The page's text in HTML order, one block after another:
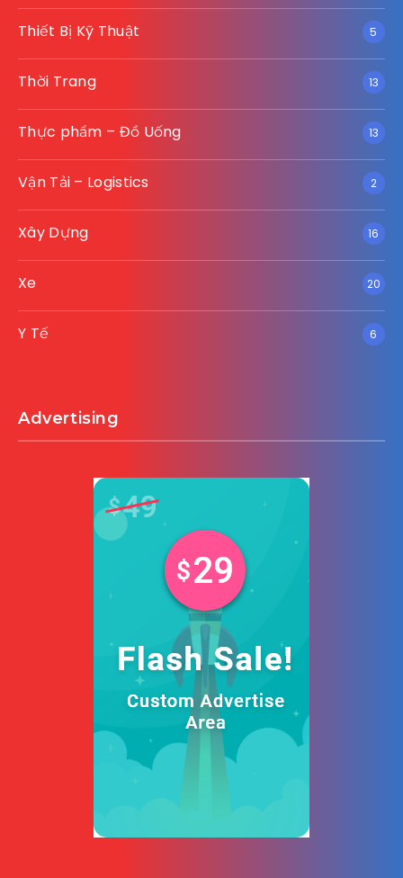
Thiết Bị Kỹ Thuật 5
Thời Trang 13
Thực phẩm – Đồ Uống 13
Vận Tải – Logistics 2
Xây Dựng 16
Xe 20
Y Tế 6
Advertising